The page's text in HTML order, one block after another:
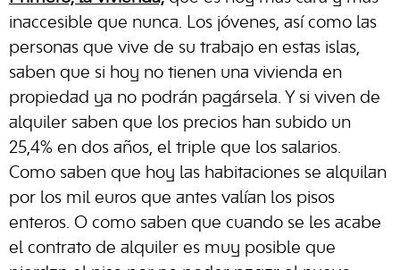
inaccesible que nunca. Los jóvenes, así como las
personas que vive de su trabajo en estas islas,
saben que si hoy no tienen una vivienda en
propiedad ya no podrán pagársela. Y si viven de
alquiler saben que los precios han subido un
25,4% en dos años, el triple que los salarios.
Como saben que hoy las habitaciones se alquilan
por los mil euros que antes valían los pisos
enteros. O como saben que cuando se les acabe
el contrato de alquiler es muy posible que